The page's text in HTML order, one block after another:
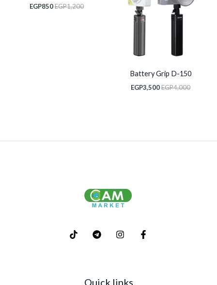
Battery Grip D-150
EGP4,000
EGP3,500
EGP1,200
EGP850
Quick links